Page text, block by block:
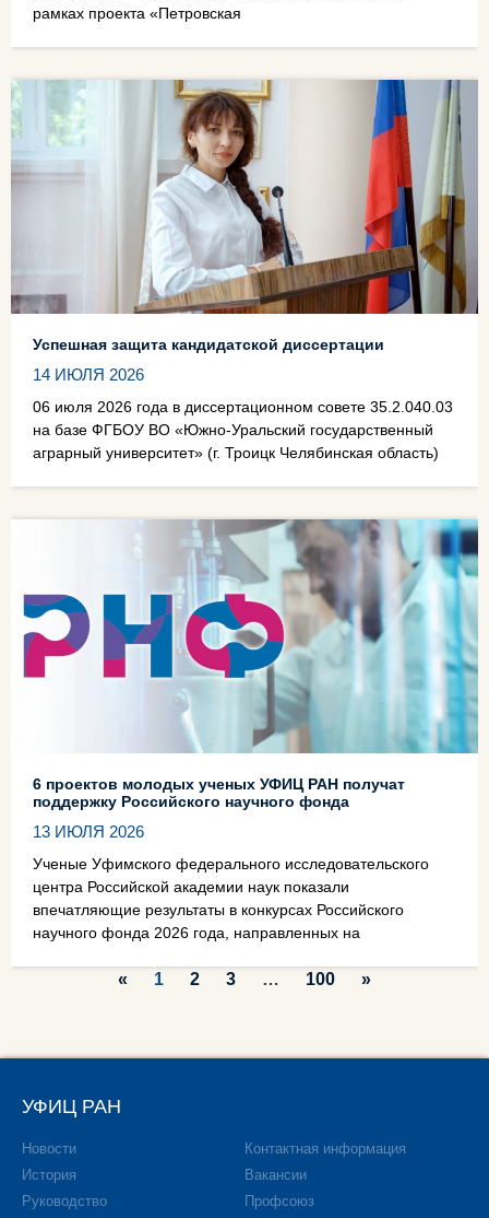
рамках проекта «Петровская
Успешная защита кандидатской диссертации
14 ИЮЛЯ 2026
06 июля 2026 года в диссертационном совете 35.2.040.03
на базе ФГБОУ ВО «Южно-Уральский государственный
аграрный университет» (г. Троицк Челябинская область)
6 проектов молодых ученых УФИЦ РАН получат
поддержку Российского научного фонда
13 ИЮЛЯ 2026
Ученые Уфимского федерального исследовательского
центра Российской академии наук показали
впечатляющие результаты в конкурсах Российского
научного фонда 2026 года, направленных на
« 1 2 3 … 100 »
УФИЦ РАН
Новости
История
Руководство
Контактная информация
Вакансии
Профсоюз